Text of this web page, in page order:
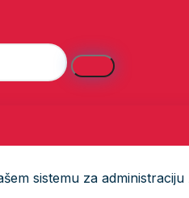
sistemu za